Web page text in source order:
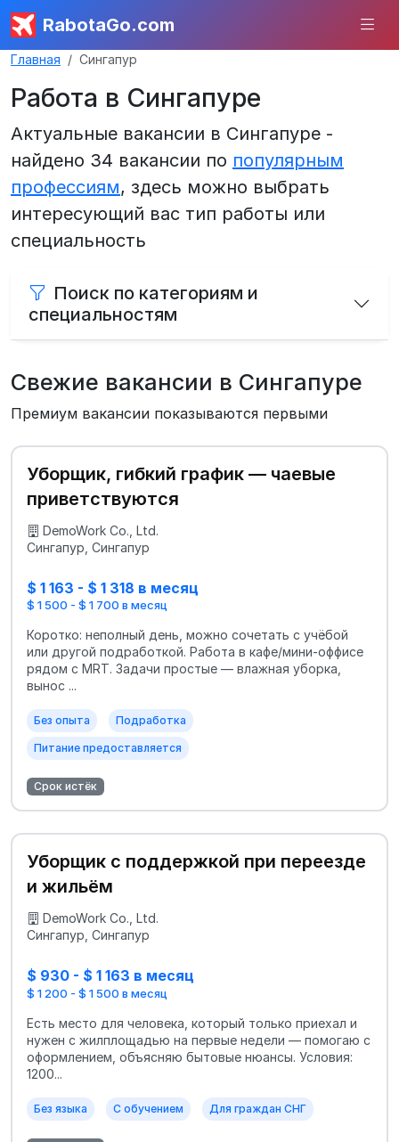
RabotaGo.com
Главная Сингапур
Работа в Сингапуре
Актуальные вакансии в Сингапуре -
найдено 34 вакансии по популярным
профессиям, здесь можно выбрать
интересующий вас тип работы или
специальность
Поиск по категориям и
специальностям
Свежие вакансии в Сингапуре
Премиум вакансии показываются первыми
Уборщик, гибкий график — чаевые
приветствуются
DemoWork Co., Ltd.
Сингапур, Сингапур
$ 1 163 - $ 1 318 в месяц
$ 1 500 - $ 1 700 в месяц
Коротко: неполный день, можно сочетать с учёбой
или другой подработкой. Работа в кафе/мини‑оффисе
рядом с MRT. Задачи простые — влажная уборка,
вынос ...
Без опыта Подработка
Питание предоставляется
Срок истёк
Уборщик с поддержкой при переезде
и жильём
DemoWork Co., Ltd.
Сингапур, Сингапур
$ 930 - $ 1 163 в месяц
$ 1 200 - $ 1 500 в месяц
Есть место для человека, который только приехал и
нужен с жилплощадью на первые недели — помогаю с
оформлением, объясняю бытовые нюансы. Условия:
1200...
Без языка С обучением Для граждан СНГ